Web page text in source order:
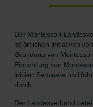
Der Montessori-
ist örtlichen Initiativen
Gründung von
Einrichtung von
initiiert Seminare und
durch.
Der Landesverband